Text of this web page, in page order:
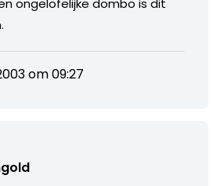
om 09:27